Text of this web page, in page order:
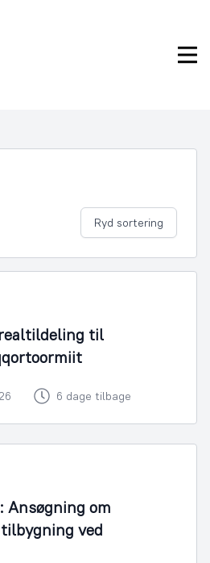
Ryd sortering
til
6 dage tilbage
om
ved